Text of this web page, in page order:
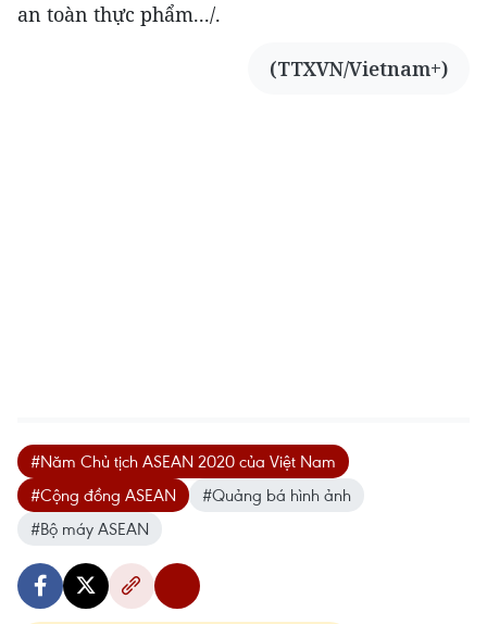
an toàn thực phẩm.../.
(TTXVN/Vietnam+)
#Năm Chủ tịch ASEAN 2020 của Việt Nam
#Cộng đồng ASEAN
#Quảng bá hình ảnh
#Bộ máy ASEAN